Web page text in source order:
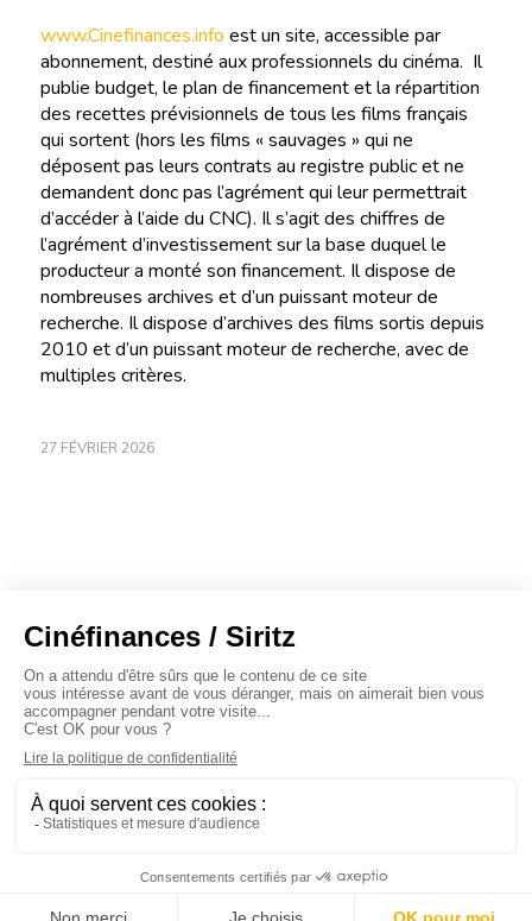
www.Cinefinances.info est un site, accessible par
abonnement, destiné aux professionnels du cinéma. Il
publie budget, le plan de financement et la répartition
des recettes prévisionnels de tous les films français
qui sortent (hors les films « sauvages » qui ne
déposent pas leurs contrats au registre public et ne
demandent donc pas l’agrément qui leur permettrait
d’accéder à l’aide du CNC). Il s’agit des chiffres de
l’agrément d’investissement sur la base duquel le
producteur a monté son financement. Il dispose de
nombreuses archives et d’un puissant moteur de
recherche. Il dispose d’archives des films sortis depuis
2010 et d’un puissant moteur de recherche, avec de
multiples critères.
27 FÉVRIER 2026
À propos
Baromètres
Cinéscoop
Éditorial
Le Carrefour
Siritz © 2020 -